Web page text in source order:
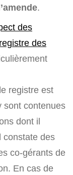
.
des
des
registre est
sont contenues
dont il
constate des
co-gérants de
En cas de